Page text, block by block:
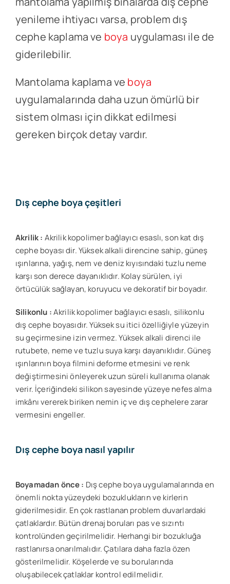
yenileme ihtiyacı varsa, problem dış
cephe kaplama ve boya uygulaması ile de
giderilebilir.
Mantolama kaplama ve boya
uygulamalarında daha uzun ömürlü bir
sistem olması için dikkat edilmesi
gereken birçok detay vardır.
Dış cephe boya çeşitleri
Akrilik : Akrilik kopolimer bağlayıcı esaslı, son kat dış
cephe boyası dir. Yüksek alkali direncine sahip, güneş
ışınlarına, yağış, nem ve deniz kıyısındaki tuzlu neme
karşı son derece dayanıklıdır. Kolay sürülen, iyi
örtücülük sağlayan, koruyucu ve dekoratif bir boyadır.
Silikonlu :Akrilik kopolimer bağlayıcı esaslı, silikonlu
dış cephe boyasıdır. Yüksek su itici özelliğiyle yüzeyin
su geçirmesine izin vermez. Yüksek alkali direnci ile
rutubete, neme ve tuzlu suya karşı dayanıklıdır. Güneş
ışınlarının boya filmini deforme etmesini ve renk
değiştirmesini önleyerek uzun süreli kullanıma olanak
verir. İçeriğindeki silikon sayesinde yüzeye nefes alma
imkânı vererek biriken nemin iç ve dış cephelere zarar
vermesini engeller.
Dış cephe boya nasıl yapılır
Boyamadan önce : Dış cephe boya uygulamalarında en
önemli nokta yüzeydeki bozuklukların ve kirlerin
giderilmesidir. En çok rastlanan problem duvarlardaki
çatlaklardır. Bütün drenaj boruları pas ve sızıntı
kontrolünden geçirilmelidir. Herhangi bir bozukluğa
rastlanırsa onarılmalıdır. Çatılara daha fazla özen
gösterilmelidir. Köşelerde ve su borularında
oluşabilecek çatlaklar kontrol edilmelidir.